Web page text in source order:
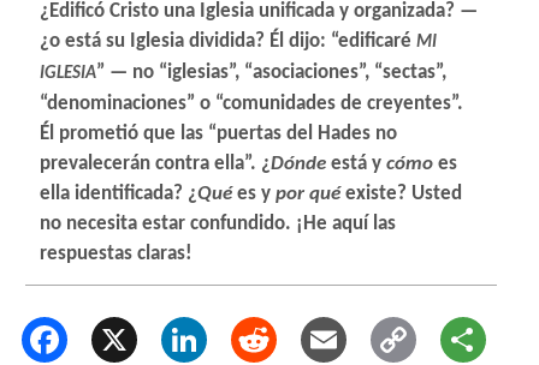
¿Edificó Cristo una Iglesia unificada y organizada? —
¿o está su Iglesia dividida? Él dijo: “edificaréMI
IGLESIA” — no “iglesias”, “asociaciones”, “sectas”,
“denominaciones” o “comunidades de creyentes”.
Él prometió que las “puertas del Hades no
prevalecerán contra ella”. ¿Dónde está ycómo es
ella identificada? ¿Quées ypor quéexiste? Usted
no necesita estar confundido. ¡He aquí las
respuestas claras!